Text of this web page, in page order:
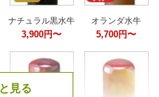
見る
ナチュラル黒水牛
3,900円〜
オランダ水牛
5,700円〜